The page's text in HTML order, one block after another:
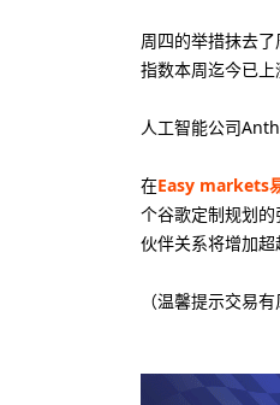
周四的举措抹去
指数本周迄今已上
人工智能公司
在Easy markets
个谷歌定制规划
伙伴关系将增加
（温馨提示交易